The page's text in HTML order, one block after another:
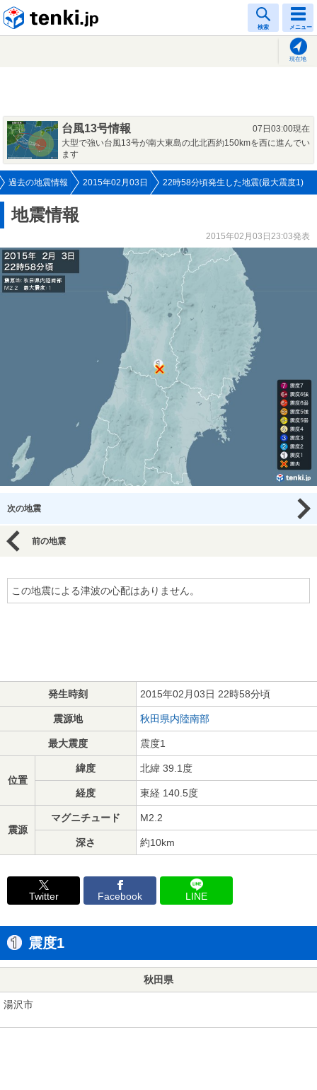
検索 メニュー
現在地
台風13号情報
07日03:00現在
大型で強い台風13号が南大東島の北北西約150kmを西に進んでい
ます
過去の地震情報 2015年02月03日 22時58分頃発生した地震(最大震度1)
地震情報
2015年02月03日23:03発表
次の地震
前の地震
この地震による津波の心配はありません。
発生時刻 2015年02月03日 22時58分頃
震源地 秋田県内陸南部
最大震度 震度1
位置
緯度 北緯 39.1度
経度 東経 140.5度
震源
マグニチュード M2.2
深さ 約10km
Twitter Facebook LINE
震度1
秋田県
湯沢市